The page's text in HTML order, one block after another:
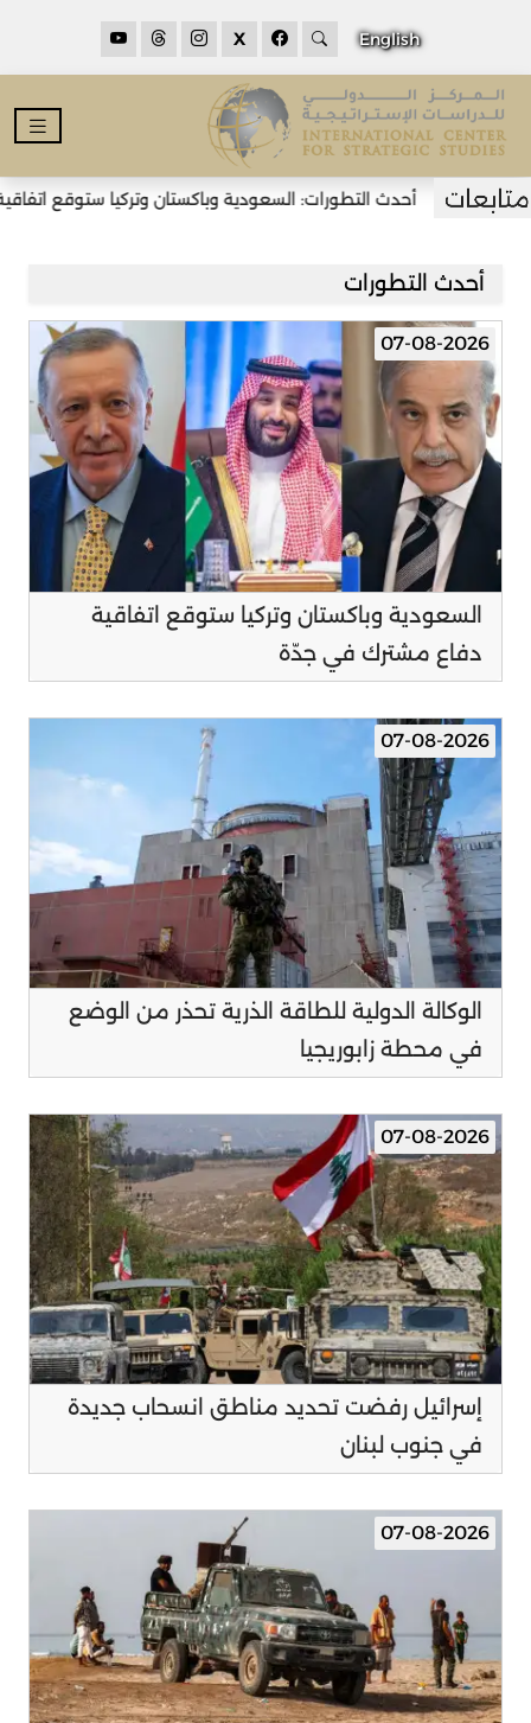
English
X
أحدث التطورات: السعودية وباكستان وتركيا ستوقع اتفاقية دفاع
أحدث التطورات
07-08-2026
السعودية وباكستان وتركيا ستوقع اتفاقية
دفاع مشترك في جدّة
07-08-2026
الوكالة الدولية للطاقة الذرية تحذر من الوضع
في محطة زابوريجيا
07-08-2026
إسرائيل رفضت تحديد مناطق انسحاب جديدة
في جنوب لبنان
07-08-2026